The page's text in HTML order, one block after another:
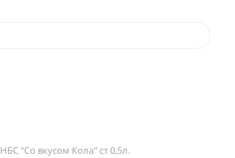
НБС "Со вкусом Кола" ст 0,5л.